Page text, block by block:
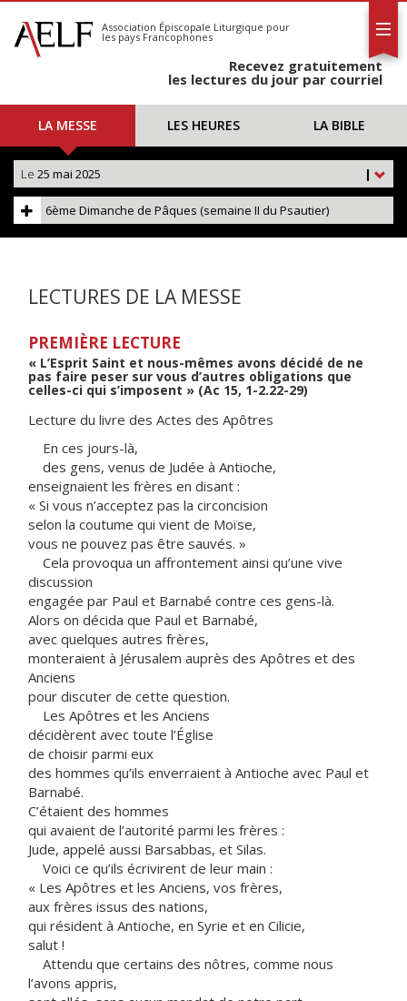
S'abonner
Calendrier
Association Épiscopale Liturgique pour
les pays Francophones
Recevez gratuitement
les lectures du jour par courriel
LA MESSE LES HEURES LA BIBLE
|
Le 25 mai 2025
6ème Dimanche de Pâques (semaine II du Psautier)
LECTURES DE LA MESSE
PREMIÈRE LECTURE
« L’Esprit Saint et nous-mêmes avons décidé de ne
pas faire peser sur vous d’autres obligations que
celles-ci qui s’imposent » (Ac 15, 1-2.22-29)
Lecture du livre des Actes des Apôtres
En ces jours-là,
des gens, venus de Judée à Antioche,
enseignaient les frères en disant :
« Si vous n’acceptez pas la circoncision
selon la coutume qui vient de Moïse,
vous ne pouvez pas être sauvés. »
Cela provoqua un affrontement ainsi qu’une vive
discussion
engagée par Paul et Barnabé contre ces gens-là.
Alors on décida que Paul et Barnabé,
avec quelques autres frères,
monteraient à Jérusalem auprès des Apôtres et des
Anciens
pour discuter de cette question.
Les Apôtres et les Anciens
décidèrent avec toute l’Église
de choisir parmi eux
des hommes qu’ils enverraient à Antioche avec Paul et
Barnabé.
C’étaient des hommes
qui avaient de l’autorité parmi les frères :
Jude, appelé aussi Barsabbas, et Silas.
Voici ce qu’ils écrivirent de leur main :
« Les Apôtres et les Anciens, vos frères,
aux frères issus des nations,
qui résident à Antioche, en Syrie et en Cilicie,
salut !
Attendu que certains des nôtres, comme nous
l’avons appris,